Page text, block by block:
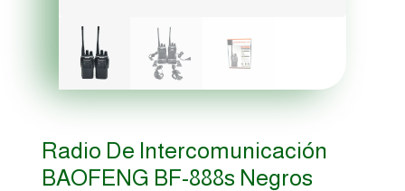
Radio De Intercomunicación
BAOFENG BF-888s Negros